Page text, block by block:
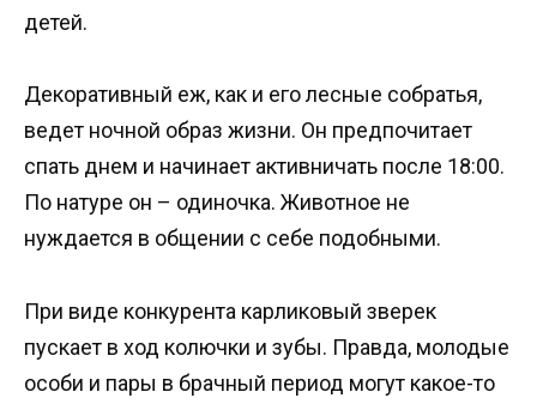
детей.
Декоративный еж, как и его лесные собратья,
ведет ночной образ жизни. Он предпочитает
спать днем и начинает активничать после 18:00.
По натуре он – одиночка. Животное не
нуждается в общении с себе подобными.
При виде конкурента карликовый зверек
пускает в ход колючки и зубы. Правда, молодые
особи и пары в брачный период могут какое-то